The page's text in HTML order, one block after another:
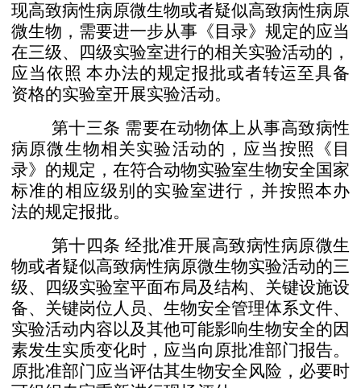
现高致病性病原微生物或者疑似高致病性病原
微生物，需要进一步从事《目录》规定的应当
在三级、四级实验室进行的相关实验活动的，
应当依照本办法的规定报批或者转运至具备
资格的实验室开展实验活动。
第十三条 需要在动物体上从事高致病性
病原微生物相关实验活动的，应当按照《目
录》的规定，在符合动物实验室生物安全国家
标准的相应级别的实验室进行，并按照本办
法的规定报批。
第十四条 经批准开展高致病性病原微生
物或者疑似高致病性病原微生物实验活动的三
级、四级实验室平面布局及结构、关键设施设
备、关键岗位人员、生物安全管理体系文件、
实验活动内容以及其他可能影响生物安全的因
素发生实质变化时，应当向原批准部门报告。
原批准部门应当评估其生物安全风险，必要时